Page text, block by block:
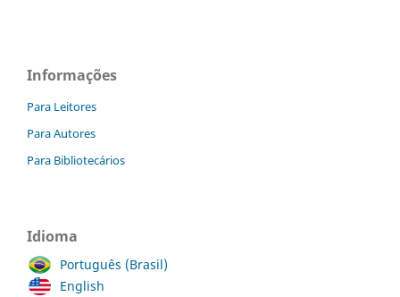
Informações
Para Leitores
Para Autores
Para Bibliotecários
Idioma
Português (Brasil)
English